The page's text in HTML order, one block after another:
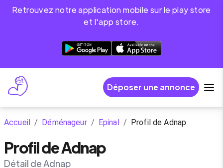
Retrouvez notre application mobile sur le play store
et l'app store.
Déposer une annonce
Accueil / Déménageur / Epinal / Profil de Adnap
Profil de Adnap
Détail de Adnap